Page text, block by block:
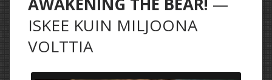
ISKEE KUIN MILJOONA
VOLTTIA